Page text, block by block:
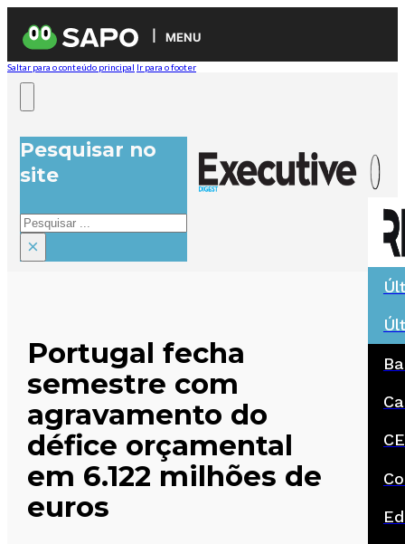
MENU
Saltar para o conteúdo principal Ir para o footer
Pesquisar no
site
Pesquisar
×
Portugal fecha
semestre com
agravamento do
défice orçamental
em 6.122 milhões de
euros